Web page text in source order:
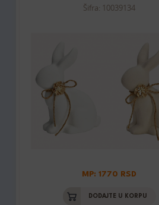
Šifra: 10039134
MP: 1770 RSD
DODAJTE U KORPU